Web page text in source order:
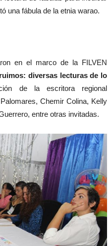
una fábula de la etnia warao.
en el marco de la FILVEN
diversas lecturas de lo
de la escritora regional
Chemir Colina, Kelly
entre otras invitadas.